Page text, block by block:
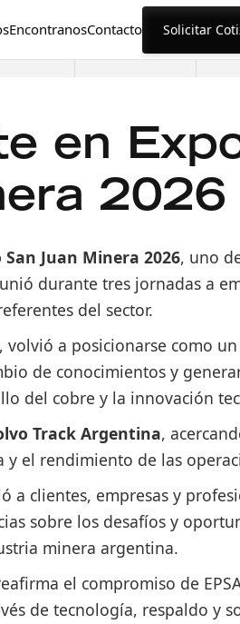
EncontranosContacto Solicitar
en
2026
San Juan Minera 2026, uno
durante tres jornadas a
del sector.
, volvió a posicionarse como
de conocimientos y
del cobre y la innovación
Track Argentina,
el rendimiento de las
a clientes, empresas y
sobre los desafíos y
minera argentina.
el compromiso de
de tecnología, respaldo y